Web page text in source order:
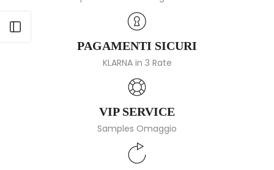
PAGAMENTI SICURI
KLARNA in 3 Rate
VIP SERVICE
Samples Omaggio